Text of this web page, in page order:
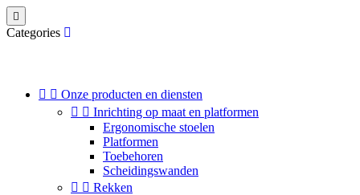

Categories
  Onze producten en diensten
  Inrichting op maat en platformen
Ergonomische stoelen
Platformen
Toebehoren
Scheidingswanden
  Rekken